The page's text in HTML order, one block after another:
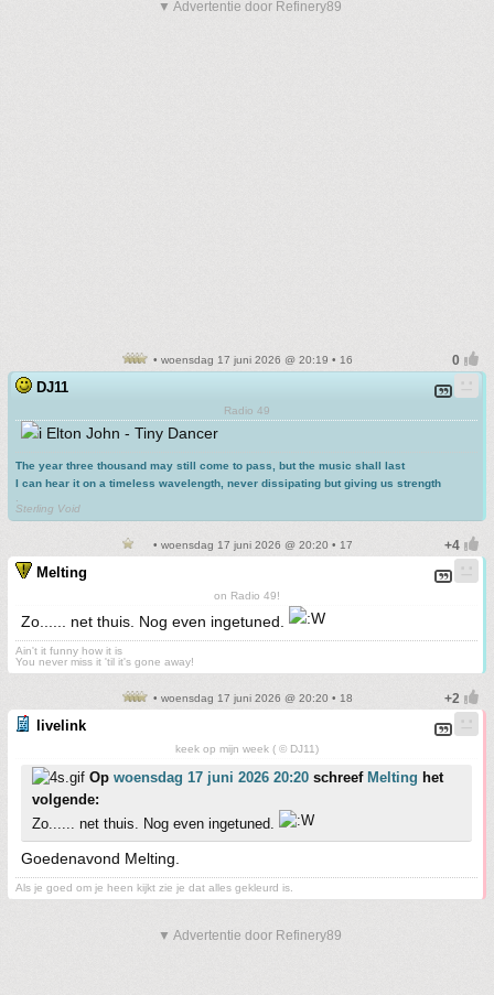
▼ Advertentie door Refinery89
• woensdag 17 juni 2026 @ 20:19 • 16
DJ11
Radio 49
Elton John - Tiny Dancer
The year three thousand may still come to pass, but the music shall last
I can hear it on a timeless wavelength, never dissipating but giving us strength
Sterling Void
• woensdag 17 juni 2026 @ 20:20 • 17
Melting
on Radio 49!
Zo...... net thuis. Nog even ingetuned.
Ain't it funny how it is
You never miss it 'til it's gone away!
• woensdag 17 juni 2026 @ 20:20 • 18
livelink
keek op mijn week ( © DJ11)
Op woensdag 17 juni 2026 20:20 schreef Melting het
volgende:
Zo...... net thuis. Nog even ingetuned.
Goedenavond Melting.
Als je goed om je heen kijkt zie je dat alles gekleurd is.
▼ Advertentie door Refinery89